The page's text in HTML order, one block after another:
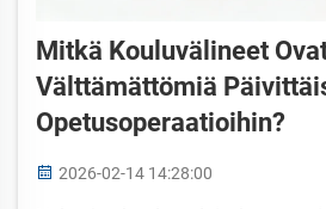
Mitkä Kouluvälineet
Välttämättömiä
Opetusoperaatioihin?
2026-02-14 14:28:00